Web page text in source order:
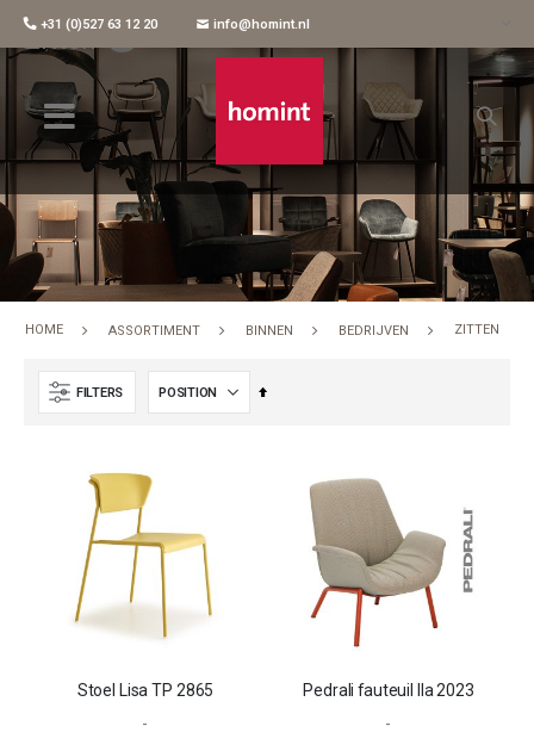
+31 (0)527 63 12 20 info@homint.nl
Zitten
HOME ASSORTIMENT BINNEN BEDRIJVEN ZITTEN
FILTERS
Set
Stoel Lisa TP 2865
-
Pedrali fauteuil Ila 2023
-